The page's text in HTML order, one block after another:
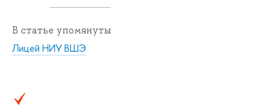
В статье упомянуты
Лицей НИУ ВШЭ